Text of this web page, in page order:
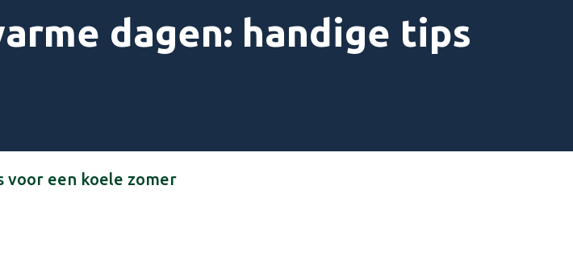
dagen: handige tips
voor een koele zomer